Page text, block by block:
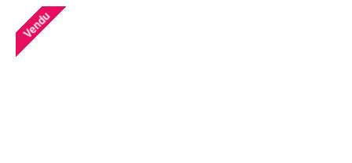
Vendu